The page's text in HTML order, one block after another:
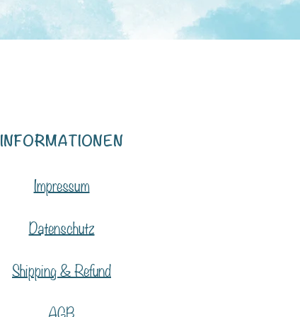
INFORMATIONEN
Impressum
Datenschutz
Shipping & Refund
AGB